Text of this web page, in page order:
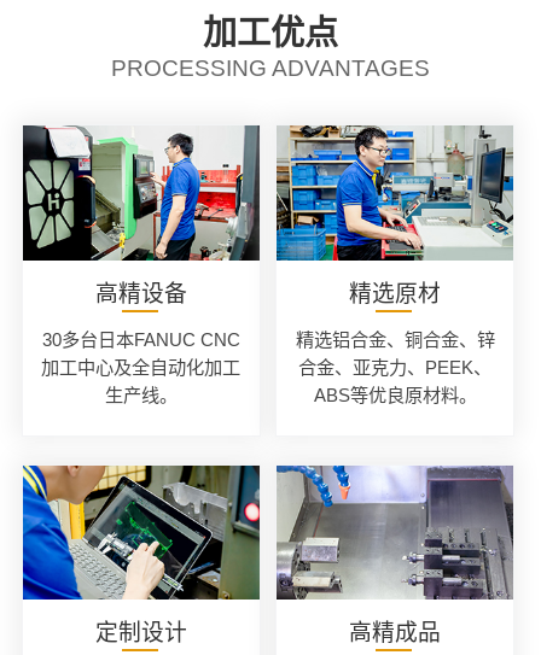
加工优点
PROCESSING ADVANTAGES
高精设备
30多台日本FANUC CNC
加工中心及全自动化加工
生产线。
精选原材
精选铝合金、铜合金、锌
合金、亚克力、PEEK、
ABS等优良原材料。
定制设计 高精成品